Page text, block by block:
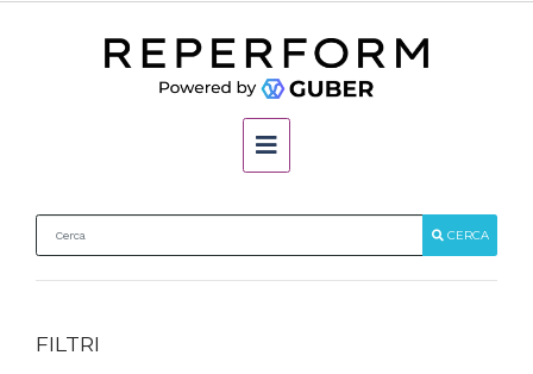
CERCA
FILTRI